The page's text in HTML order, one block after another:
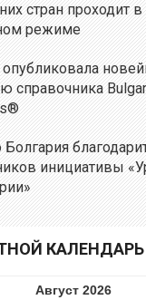
стран проходит в
режиме
справочника
инициативы
КАЛЕНДАРЬ
Август 2026